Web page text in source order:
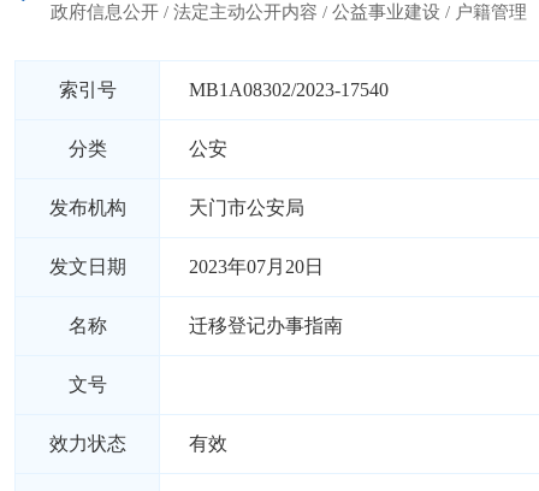
政府信息公开 / 法定主动公开内容 / 公益事业建设 / 户籍管理
索引号 MB1A08302/2023-17540
分类 公安
发布机构 天门市公安局
发文日期 2023年07月20日
名称 迁移登记办事指南
文号
效力状态 有效